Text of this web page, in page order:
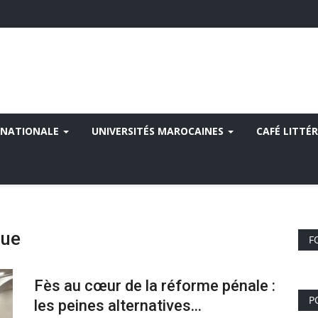
UNIVERSITÉS MAROCAINES CAFÉ
Fès au cœur de la réforme pénale :
les peines alternatives...